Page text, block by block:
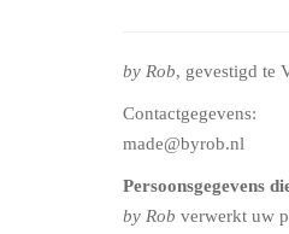
by Rob, gevestigd te
Contactgegevens:
made@byrob.nl
Persoonsgegevens
by Rob verwerkt uw